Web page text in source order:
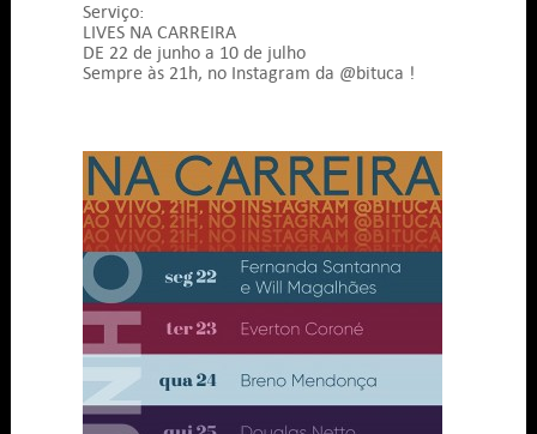
Serviço:
LIVES NA CARREIRA
DE 22 de junho a 10 de julho
Sempre às 21h, no Instagram da @bituca !